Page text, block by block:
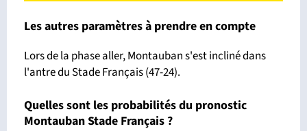
Les autres paramètres à prendre en compte
Lors de la phase aller, Montauban s'est incliné dans
l'antre du Stade Français (47-24).
Quelles sont les probabilités du pronostic
Montauban Stade Français ?